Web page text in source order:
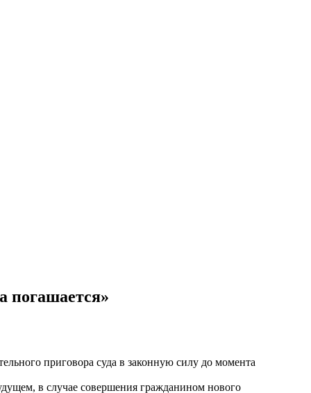
погашается»
приговора суда в законную силу до момента
в случае совершения гражданином нового